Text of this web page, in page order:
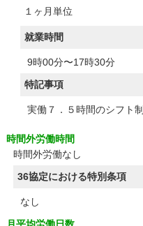
１ヶ月単位
就業時間
9時00分〜17時30分
特記事項
実働７．５時間のシフト制
時間外労働時間
時間外労働なし
36協定における特別条項
なし